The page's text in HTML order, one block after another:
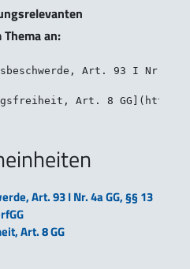
an:
Art. 93 I Nr. 4a GG, §§ 13
Art. 8 GG